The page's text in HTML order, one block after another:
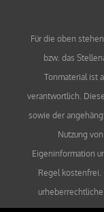
Für die oben
bzw. das
Tonmaterial ist
verantwortlich.
sowie der
Nutzung
Eigeninformation
Regel